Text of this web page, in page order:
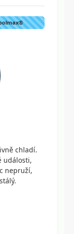
chladí.
události,
nepruží,